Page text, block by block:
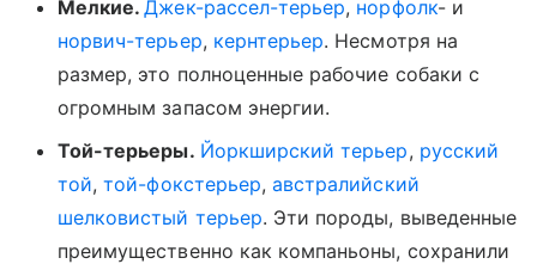
Мелкие.Джек-рассел-терьер, норфолк- и
норвич-терьер, кернтерьер. Несмотря на
размер, это полноценные рабочие собаки с
огромным запасом энергии.
Той-терьеры. Йоркширский терьер, русский
той,той-фокстерьер,австралийский
шелковистый терьер. Эти породы, выведенные
преимущественно как компаньоны, сохранили